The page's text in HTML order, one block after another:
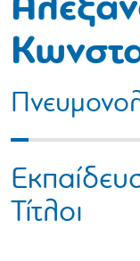
Τίτλοι